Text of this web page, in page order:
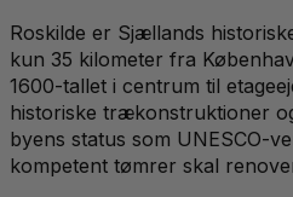
Roskilde er Sjællands
kun 35 kilometer fra
1600-tallet i centrum til
historiske trækonstruktioner
byens status som UNESCO-
kompetent tømrer skal